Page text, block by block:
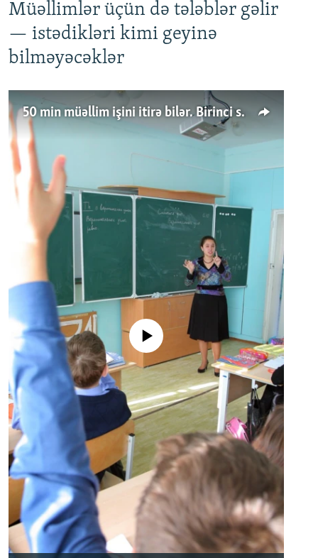
Müəllimlər üçün də tələblər gəlir
— istədikləri kimi geyinə
bilməyəcəklər
50 min müəllim işini itirə bilər. Birinci sinfə gedənlər azalır
No media source currently available